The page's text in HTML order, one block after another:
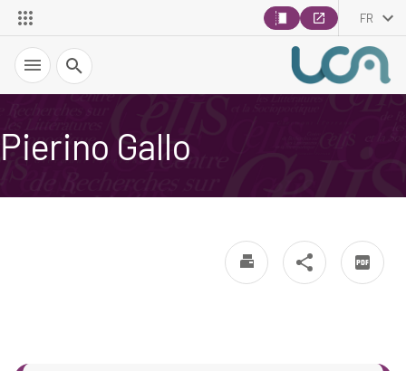
FR
Recherche
Pierino Gallo